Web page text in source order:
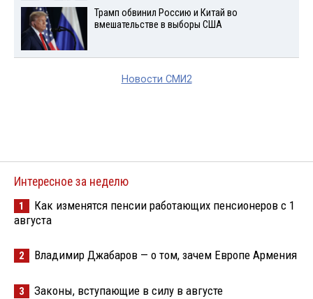
Трамп обвинил Россию и Китай во
вмешательстве в выборы США
Новости СМИ2
Интересное за неделю
1
Как изменятся пенсии работающих пенсионеров с 1
августа
2 Владимир Джабаров — о том, зачем Европе Армения
3 Законы, вступающие в силу в августе